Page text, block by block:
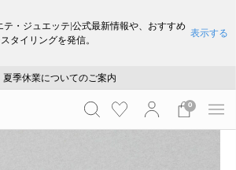
テ・ジュエッテ)公式最新情報や、おすすめ
タイリングを発信。
表示する
採用のご案内
だいたお品物のお届け状況について
夏季休業についてのご案内
WEB LIMITED ITEMS >>
採用のご案内
だいたお品物のお届け状況について
0